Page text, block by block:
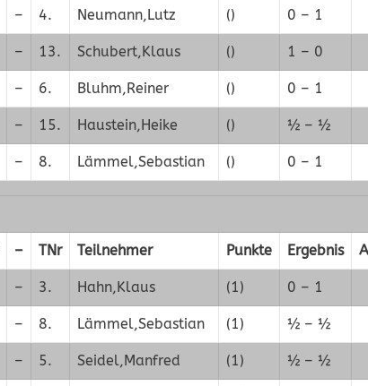
– 4. Neumann,Lutz () 0 – 1
– 13. Schubert,Klaus () 1 – 0
– 6. Bluhm,Reiner () 0 – 1
– 15. Haustein,Heike () ½ – ½
– 8. Lämmel,Sebastian () 0 – 1
– TNr Teilnehmer Punkte Ergebnis
– 3. Hahn,Klaus (1) 0 – 1
– 8. Lämmel,Sebastian (1) ½ – ½
– 5. Seidel,Manfred (1) ½ – ½